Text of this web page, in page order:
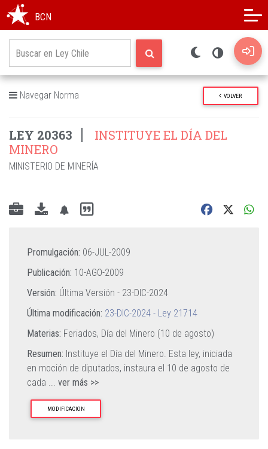
BCN
Navegar Norma VOLVER
LEY 20363
INSTITUYE EL DÍA DEL
MINERO
MINISTERIO DE MINERÍA
Promulgación: 06-JUL-2009
Publicación: 10-AGO-2009
Versión: Última Versión - 23-DIC-2024
Última modificación: 23-DIC-2024 - Ley 21714
Materias: Feriados, Día del Minero (10 de agosto)
Resumen: Instituye el Día del Minero. Esta ley, iniciada
en moción de diputados, instaura el 10 de agosto de
cada ... ver más >>
MODIFICACION